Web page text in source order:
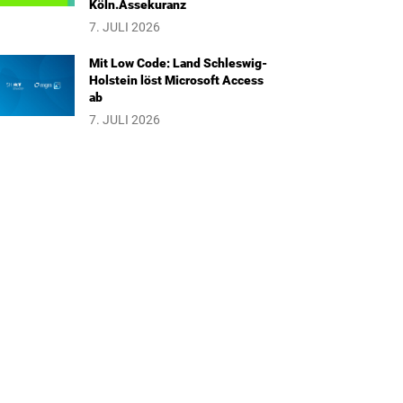
Köln.Assekuranz
7. JULI 2026
Mit Low Code: Land Schleswig-
Holstein löst Microsoft Access
ab
7. JULI 2026